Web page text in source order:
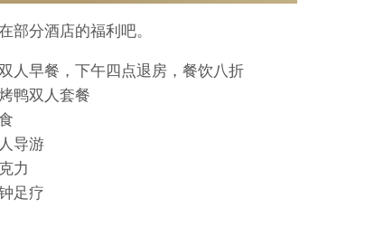
部分酒店的福利吧。
人早餐，下午四点退房，餐饮八折
鸭双人套餐
导游
力
足疗